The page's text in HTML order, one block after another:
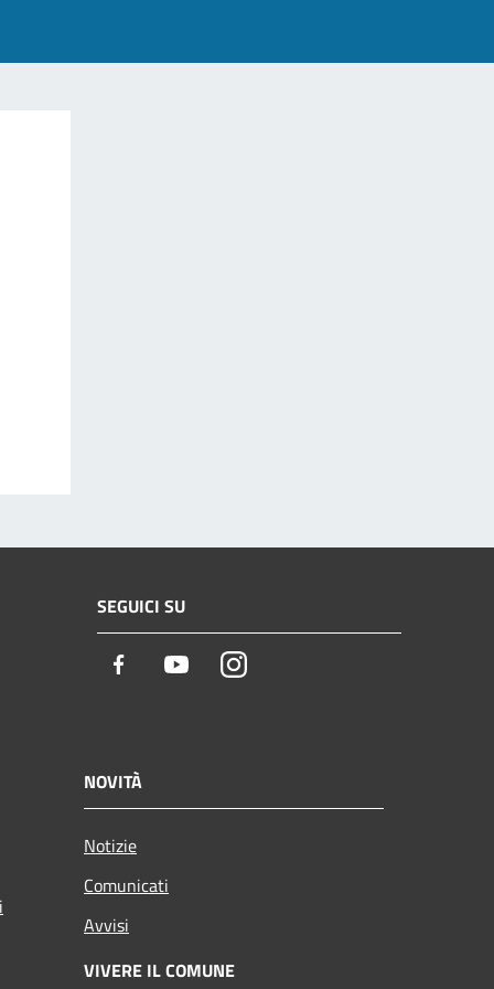
SEGUICI SU
Facebook YoutubeInstagram
NOVITÀ
Notizie
Comunicati
Avvisi
VIVERE IL COMUNE